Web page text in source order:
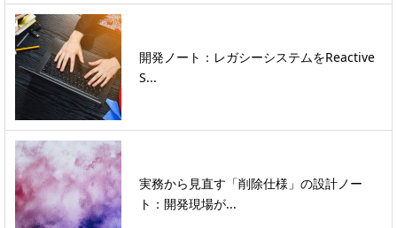
開発ノート：レガシーシステムをReactive
S...
実務から見直す「削除仕様」の設計ノー
ト：開発現場が...